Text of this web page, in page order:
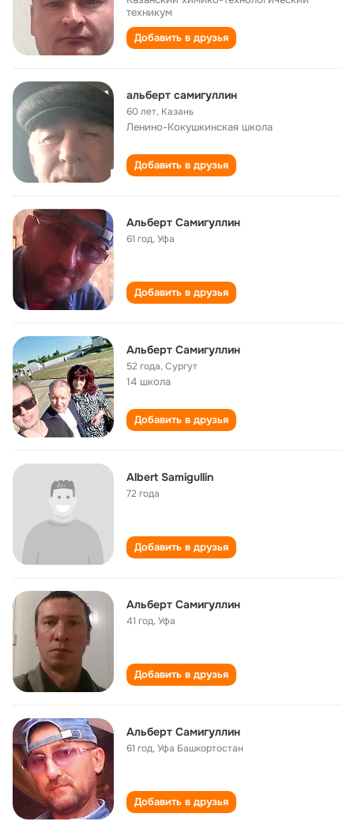
техникум
Добавить в друзья
альберт самигуллин
60 лет, Казань
Ленино-Кокушкинская школа
Добавить в друзья
Альберт Самигуллин
61 год,Уфа
Добавить в друзья
Альберт Самигуллин
52 года,Сургут
14 школа
Добавить в друзья
Albert Samigullin
72 года
Добавить в друзья
Альберт Самигуллин
41 год,Уфа
Добавить в друзья
Альберт Самигуллин
61 год,Уфа Башкортостан
Добавить в друзья